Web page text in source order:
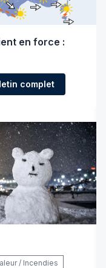
en force :
complet
/ Incendies